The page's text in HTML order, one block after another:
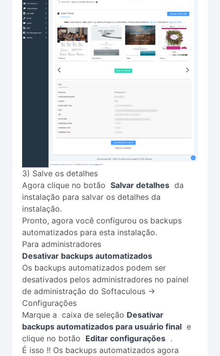
3) Salve os detalhes
Agora clique no botão Salvar detalhes da
instalação para salvar os detalhes da
instalação.
Pronto, agora você configurou os backups
automatizados para esta instalação.
Para administradores
Desativar backups automatizados
Os backups automatizados podem ser
desativados pelos administradores no painel
de administração do Softaculous ->
Configurações
Marque a caixa de seleção Desativar
backups automatizados para usuário final e
clique no botão Editar configurações .
É isso !! Os backups automatizados agora